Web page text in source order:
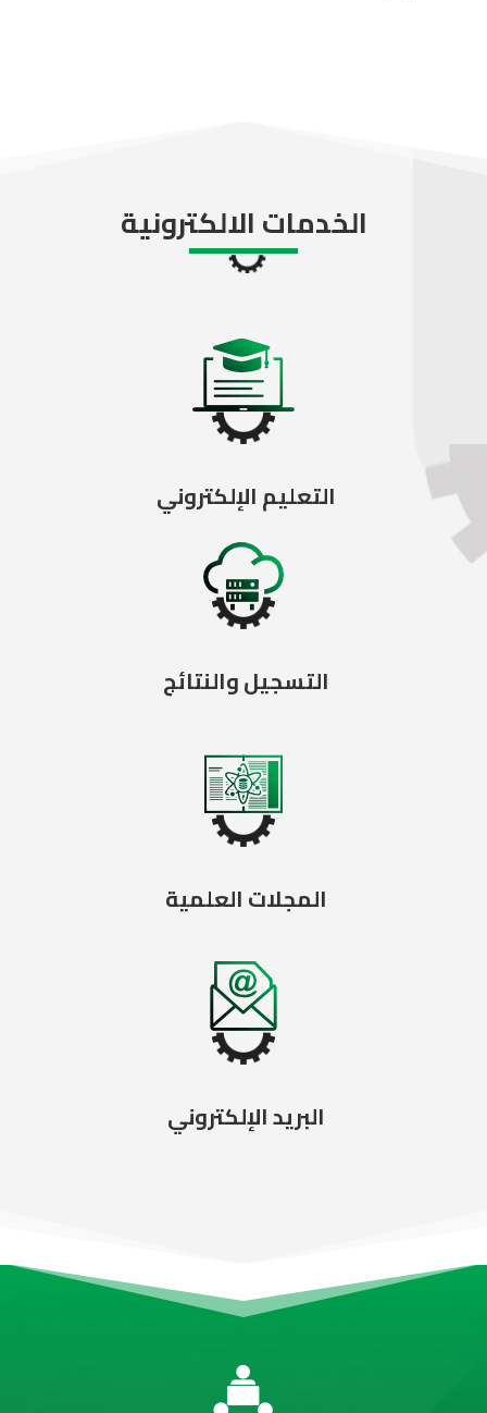
الخدمات الالكترونية
البريد الإلكتروني
المجلات العلمية
التسجيل والنتائج
التعليم الإلكتروني